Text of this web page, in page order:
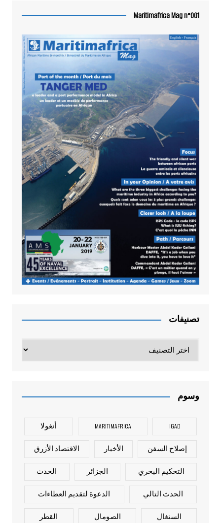
Maritimafrica Mag n°001
تصنيفات
وسوم
IGAD
MARITIMAFRICA أنغولا
إصلاح السفن الأخبار الاقتصاد الأزرق
التحكيم البحري الجزائر الحدث
الحدث التالي الدعوة لتقديم العطاءات
السنغال الصومال القطر